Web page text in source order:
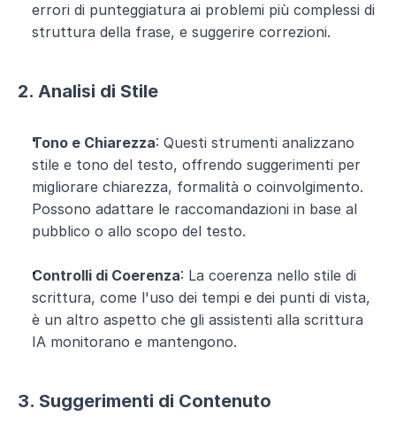
errori di punteggiatura ai problemi più complessi di
struttura della frase, e suggerire correzioni.
2. Analisi di Stile
Tono e Chiarezza: Questi strumenti analizzano
stile e tono del testo, offrendo suggerimenti per
migliorare chiarezza, formalità o coinvolgimento.
Possono adattare le raccomandazioni in base al
pubblico o allo scopo del testo.
Controlli di Coerenza: La coerenza nello stile di
scrittura, come l'uso dei tempi e dei punti di vista,
è un altro aspetto che gli assistenti alla scrittura
IA monitorano e mantengono.
3. Suggerimenti di Contenuto